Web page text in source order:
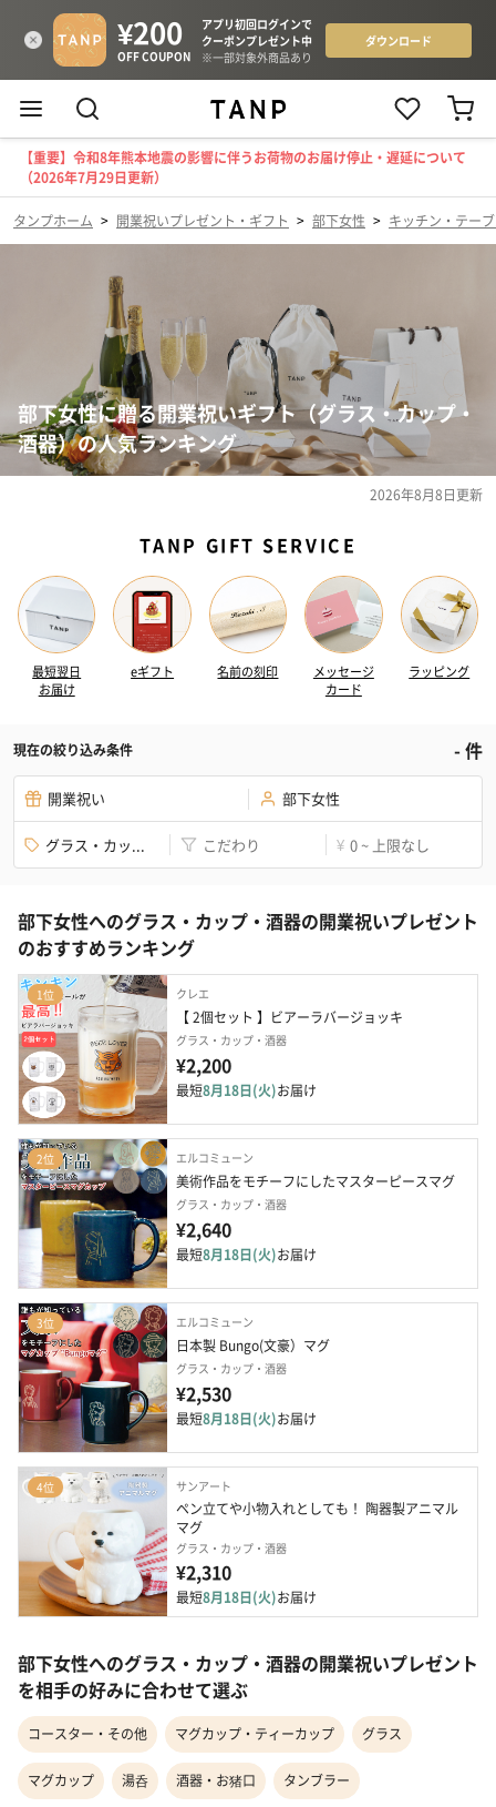
【重要】令和8年熊本地震の影響に伴うお荷物のお届け停止・遅延について
（2026年7月29日更新）
タンプホーム > 開業祝いプレゼント・ギフト > 部下女性 > キッチン・テー
部下女性に贈る開業祝いギフト（グラス・カップ・
酒器）の人気ランキング
2026年8月8日更新
TANP GIFT SERVICE
最短翌日
お届け
eギフト 名前の刻印
メッセージ
カード
ラッピング
現在の絞り込み条件 -件
開業祝い 部下女性
グラス・カッ... こだわり ¥ 0 ~ 上限なし
部下女性へのグラス・カップ・酒器の開業祝いプレゼント
のおすすめランキング
1位 クレエ
【 2個セット 】ビアーラバージョッキ
グラス・カップ・酒器
¥2,200
最短8月18日(火)お届け
2位 エルコミューン
美術作品をモチーフにしたマスターピースマグ
グラス・カップ・酒器
¥2,640
最短8月18日(火)お届け
3位 エルコミューン
日本製 Bungo(文豪）マグ
グラス・カップ・酒器
¥2,530
最短8月18日(火)お届け
4位 サンアート
ペン立てや小物入れとしても！ 陶器製アニマル
マグ
グラス・カップ・酒器
¥2,310
最短8月18日(火)お届け
部下女性へのグラス・カップ・酒器の開業祝いプレゼント
を相手の好みに合わせて選ぶ
コースター・その他 マグカップ・ティーカップ グラス
マグカップ 湯呑 酒器・お猪口 タンブラー